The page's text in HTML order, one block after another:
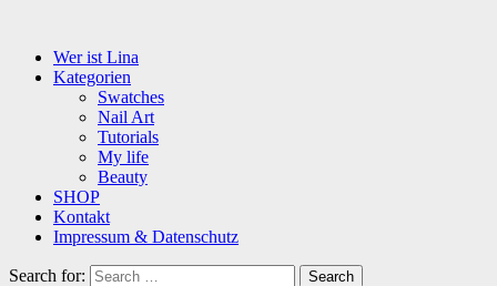
Wer ist Lina
Kategorien
Swatches
Nail Art
Tutorials
My life
Beauty
SHOP
Kontakt
Impressum & Datenschutz
Search for: Search